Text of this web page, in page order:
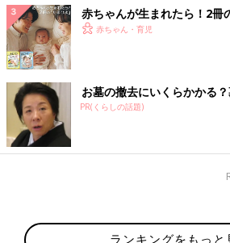
赤ちゃんが生まれたら！2冊
赤ちゃん・育児
お墓の撤去にいくらかかる
PR(くらしの話題)
ランキングをもっと